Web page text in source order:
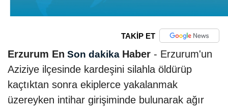
TAKİP ET
Erzurum En Son dakika Haber - Erzurum'un
Aziziye ilçesinde kardeşini silahla öldürüp
kaçtıktan sonra ekiplerce yakalanmak
üzereyken intihar girişiminde bulunarak ağır